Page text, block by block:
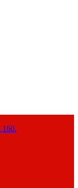
160.